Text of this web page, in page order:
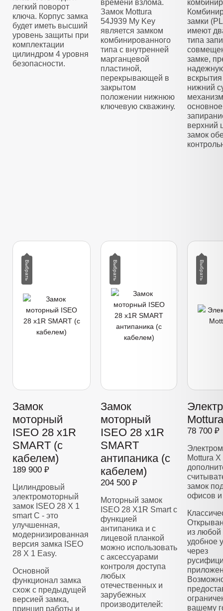
легкий поворот
ключа. Корпус замка
будет иметь высший
уровень защиты при
комплектации
цилиндром 4 уровня
безопасности.
времени взлома.
Замок Mottura
54J939 My Key
является замком
комбинированного
типа с внутренней
марганцевой
пластиной,
перекрывающей в
закрытом
положении нижнюю
ключевую скважину.
замки
имеют
типа
замке,
нижний
верхний
замок
Замок
моторный
ISEO 28 x1R
SMART (с
кабелем)
189 900 ₽
Цилиндровый
электромоторный
замок ISEO 28 Х 1
smart C - это
улучшенная,
модернизированная
версия замка ISEO
28 X 1 Easy.
Основной
функционал замка
схож с предыдущей
версией замка,
принцип работы и
Замок
моторный
ISEO 28 x1R
SMART
антипаника (с
кабелем)
204 500 ₽
Моторный замок
ISEO 28 X1R Smart с
функцией
антипаника и с
лицевой планкой
можно использовать
с аксессуарами
контроля доступа
любых
отечественных и
зарубежных
производителей:
78 700 ₽
Mottura
замок
офисов и
из любой
удобное
через
вашему